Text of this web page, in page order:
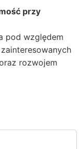
przy
pod względem
rozwojem